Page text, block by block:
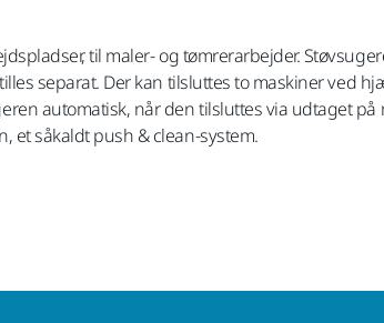
til maler- og tømrerarbejder.
separat. Der kan tilsluttes to maskiner ved
automatisk, når den tilsluttes via udtaget
et såkaldt push & clean-system.